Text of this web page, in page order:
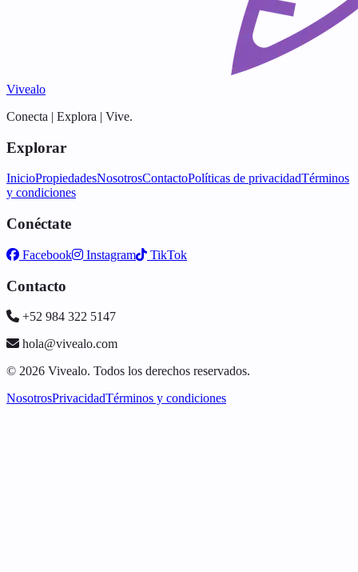
Vivealo
Conecta | Explora | Vive.
Explorar
InicioPropiedadesNosotrosContactoPolíticas de privacidadTérminos
y condiciones
Conéctate
Facebook Instagram TikTok
Contacto
+52 984 322 5147
hola@vivealo.com
© 2026 Vivealo. Todos los derechos reservados.
NosotrosPrivacidadTérminos y condiciones